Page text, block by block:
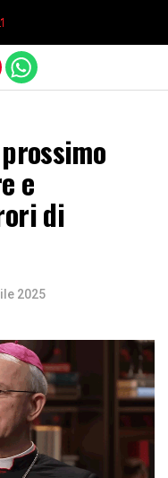
e
di
2025